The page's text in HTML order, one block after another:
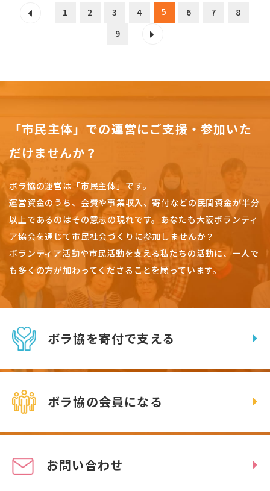
1 2 3 4 5 6 7
8
9
「市民主体」での運営にご支援・参加いた
だけませんか？
ボラ協の運営は「市民主体」です。
運営資金のうち、会費や事業収入、寄付などの民間資金が半分
以上であるのはその意志の現れです。 あなたも大阪ボランティ
ア協会を通じて市民社会づくりに参加しませんか？
ボランティア活動や市民活動を支える私たちの活動に、一人で
も多くの方が加わってくださることを願っています。
ボラ協を寄付で支える
ボラ協の会員になる
お問い合わせ